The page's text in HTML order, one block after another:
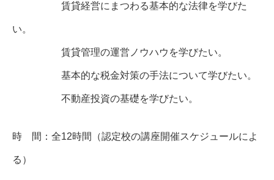
賃貸経営にまつわる基本的な法律を学びた
い。
賃貸管理の運営ノウハウを学びたい。
基本的な税金対策の手法について学びたい。
不動産投資の基礎を学びたい。
時 間：全12時間（認定校の講座開催スケジュールによ
る）